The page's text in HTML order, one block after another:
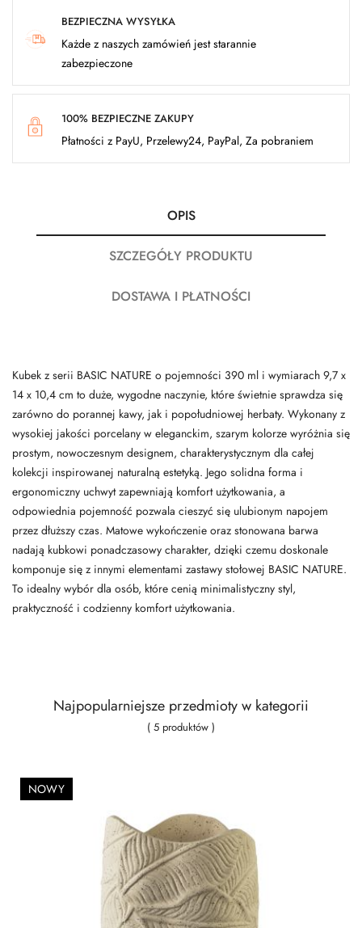
BEZPIECZNA WYSYŁKA
Każde z naszych zamówień jest starannie
zabezpieczone
100% BEZPIECZNE ZAKUPY
Płatności z PayU, Przelewy24, PayPal, Za pobraniem
OPIS
SZCZEGÓŁY PRODUKTU
DOSTAWA I PŁATNOŚCI
Kubek z serii BASIC NATURE o pojemności 390 ml i wymiarach 9,7 x
14 x 10,4 cm to duże, wygodne naczynie, które świetnie sprawdza się
zarówno do porannej kawy, jak i popołudniowej herbaty. Wykonany z
wysokiej jakości porcelany w eleganckim, szarym kolorze wyróżnia się
prostym, nowoczesnym designem, charakterystycznym dla całej
kolekcji inspirowanej naturalną estetyką. Jego solidna forma i
ergonomiczny uchwyt zapewniają komfort użytkowania, a
odpowiednia pojemność pozwala cieszyć się ulubionym napojem
przez dłuższy czas. Matowe wykończenie oraz stonowana barwa
nadają kubkowi ponadczasowy charakter, dzięki czemu doskonale
komponuje się z innymi elementami zastawy stołowej BASIC NATURE.
To idealny wybór dla osób, które cenią minimalistyczny styl,
praktyczność i codzienny komfort użytkowania.
Najpopularniejsze przedmioty w kategorii
( 5 produktów )
NOWY